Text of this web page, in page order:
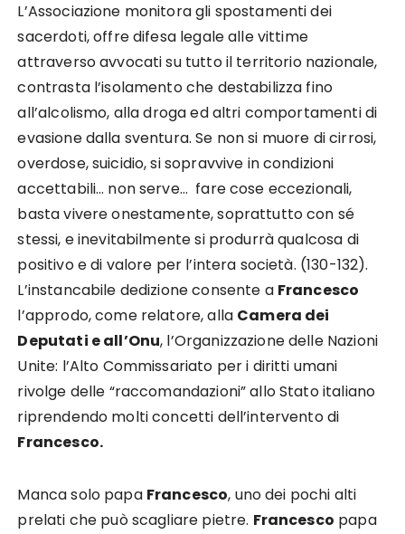
L’Associazione monitora gli spostamenti dei
sacerdoti, offre difesa legale alle vittime
attraverso avvocati su tutto il territorio nazionale,
contrasta l’isolamento che destabilizza fino
all’alcolismo, alla droga ed altri comportamenti di
evasione dalla sventura. Se non si muore di cirrosi,
overdose, suicidio, si sopravvive in condizioni
accettabili… non serve… fare cose eccezionali,
basta vivere onestamente, soprattutto con sé
stessi, e inevitabilmente si produrrà qualcosa di
positivo e di valore per l’intera società. (130-132).
L’instancabile dedizione consente a Francesco
l’approdo, come relatore, alla Camera dei
Deputati e all’Onu, l’Organizzazione delle Nazioni
Unite: l’Alto Commissariato per i diritti umani
rivolge delle “raccomandazioni” allo Stato italiano
riprendendo molti concetti dell’intervento di
Francesco.
Manca solo papa Francesco, uno dei pochi alti
prelati che può scagliare pietre. Francesco papa